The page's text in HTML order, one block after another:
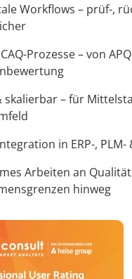
Workflows – prüf-,
Prozesse – von
skalierbar – für
in ERP-, PLM-
Arbeiten an
hinweg